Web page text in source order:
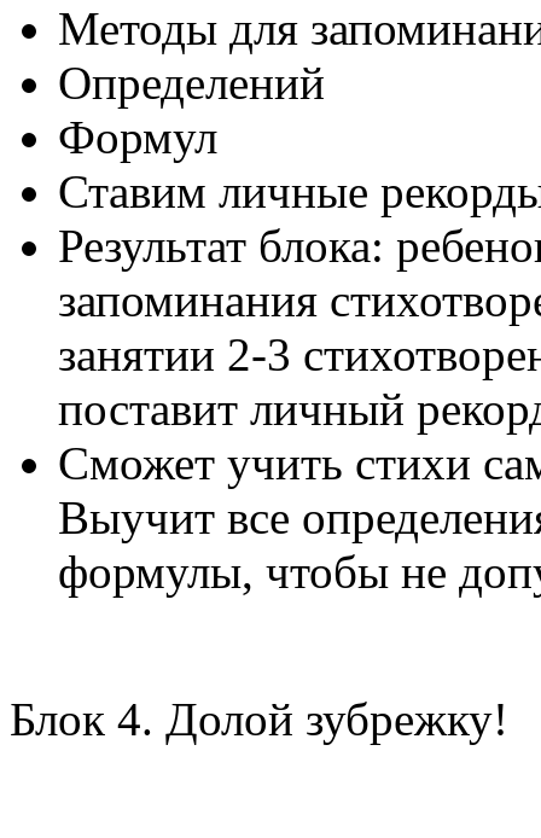
Методы для
Определений
Формул
Ставим личные
Результат блока:
запоминания
занятии 2-3
поставит личный
Сможет учить стихи
Выучит все
формулы, чтобы не
Блок 4. Долой зубрежку!